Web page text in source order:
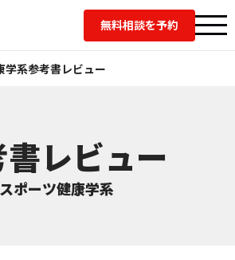
無料相談を予約
学系参考書レビュー
レビュー
スポーツ健康学系